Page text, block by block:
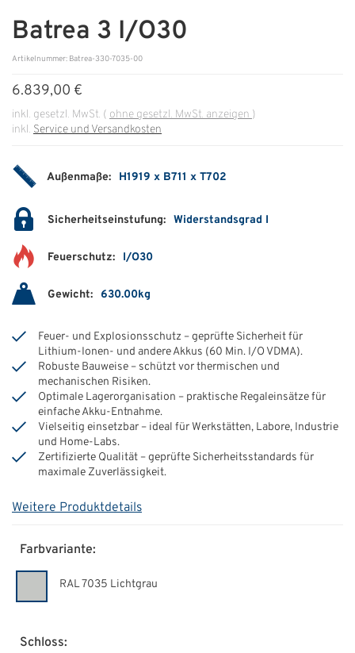
ÜBER UNS
Über uns
Messen & Events
Presse
Karriere
Unternehmen
Partner
Batrea 3 I/O30
Artikelnummer: Batrea-330-7035-00
6.839,00 €
inkl. gesetzl. MwSt. ( ohne gesetzl. MwSt. anzeigen )
inkl. Service und Versandkosten
Außenmaße: H1919 x B711 x T702
Sicherheitseinstufung: Widerstandsgrad I
Feuerschutz: I/O30
Gewicht: 630.00kg
Feuer- und Explosionsschutz – geprüfte Sicherheit für
Lithium-Ionen- und andere Akkus (60 Min. I/O VDMA).
Robuste Bauweise – schützt vor thermischen und
mechanischen Risiken.
Optimale Lagerorganisation – praktische Regaleinsätze für
einfache Akku-Entnahme.
Vielseitig einsetzbar – ideal für Werkstätten, Labore, Industrie
und Home-Labs.
Zertifizierte Qualität – geprüfte Sicherheitsstandards für
maximale Zuverlässigkeit.
Weitere Produktdetails
Farbvariante:
RAL 7035 Lichtgrau
Schloss: